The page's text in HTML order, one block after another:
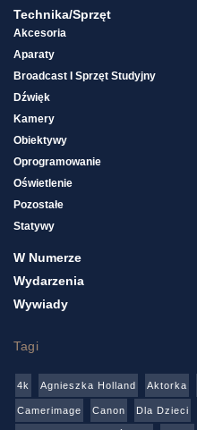
Technika/sprzęt
Akcesoria
Aparaty
Broadcast I Sprzęt Studyjny
Dźwięk
Kamery
Obiektywy
Oprogramowanie
Oświetlenie
Pozostałe
Statywy
W Numerze
Wydarzenia
Wywiady
Tagi
4k Agnieszka Holland Aktorka
Camerimage Canon Dla Dzieci